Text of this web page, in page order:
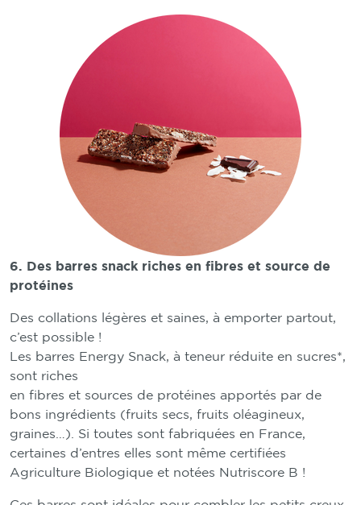
6. Des barres snack riches en fibres et source de
protéines
Des collations légères et saines, à emporter partout,
c’est possible !
Les barres Energy Snack, à teneur réduite en sucres*,
sont riches
en fibres et sources de protéines apportés par de
bons ingrédients (fruits secs, fruits oléagineux,
graines…). Si toutes sont fabriquées en France,
certaines d’entres elles sont même certifiées
Agriculture Biologique et notées Nutriscore B !